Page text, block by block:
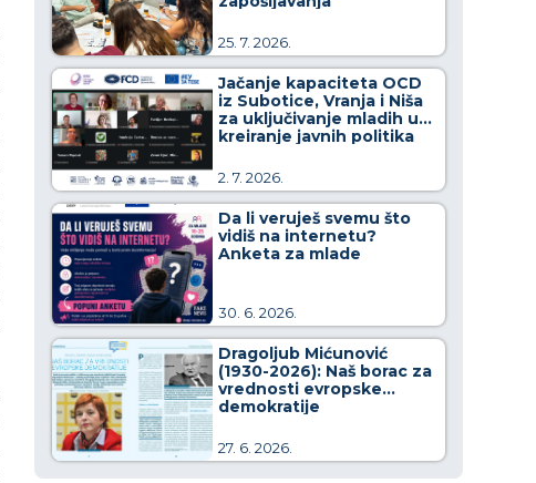
25. 7. 2026.
Jačanje kapaciteta OCD
iz Subotice, Vranja i Niša
za uključivanje mladih u
kreiranje javnih politika
2. 7. 2026.
Da li veruješ svemu što
vidiš na internetu?
Anketa za mlade
30. 6. 2026.
Dragoljub Mićunović
(1930-2026): Naš borac za
vrednosti evropske
demokratije
27. 6. 2026.